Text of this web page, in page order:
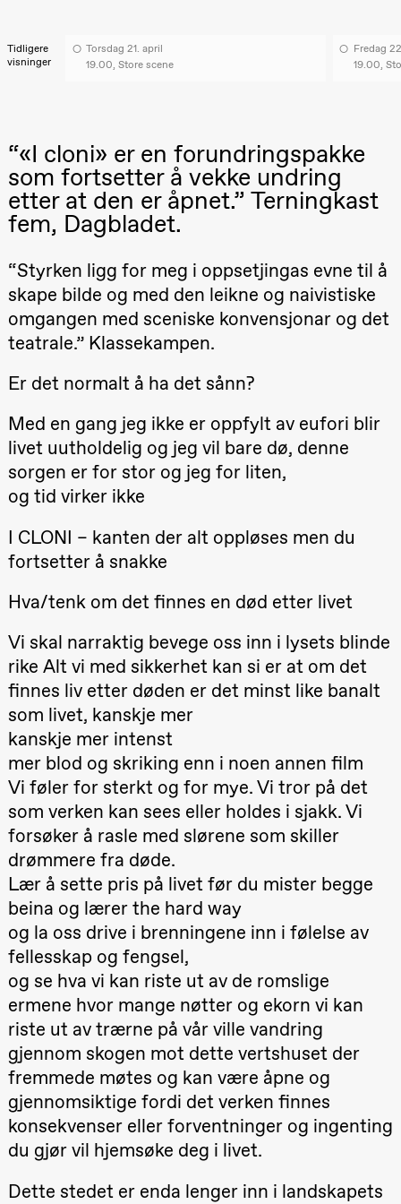
Male
Fantasies
Börcsök &
Andreas
Bolm
SUBJOYRIDE
Store scene
(Black Box
teater)
Lørdag 29. august
19.00
Pia Maria
Mohamed
Mohamed
Male
Lille scene
(Black Box
21.00
Boglárka
Börcsök &
Andreas
Bolm
SUBJOYRIDE
Store scene
Lørdag 12. september
19.00
Umemoto /​
Sinfonietta /​
Ivar Furre
Aam
Animeopera
av Yuri
Umemoto
Store scene
(Black Box
teater)
Fredag 18. september
20.00
Pinquins &
Kjersti Alm
Eriksen
Hi sida
Store scene
teater)
Lørdag 19. september
18.00
Pinquins &
Kjersti Alm
Eriksen
Store scene
(Black Box
teater)
Fredag 25. september
19.00
Rosalind
Ornate
(Black Box
20.–29. august 2026
❶ Premiere
Tidligere
visninger
Torsdag 21. april
19.00, Store scene
Fredag
19.00,
“«I cloni» er en forundringspakke
som fortsetter å vekke undring
etter at den er åpnet.” Terningkast
fem, Dagbladet.
“Styrken ligg for meg i oppsetjingas evne til å
skape bilde og med den leikne og naivistiske
omgangen med sceniske konvensjonar og det
teatrale.” Klassekampen.
Er det normalt å ha det sånn?
Med en gang jeg ikke er oppfylt av eufori blir
livet uutholdelig og jeg vil bare dø, denne
sorgen er for stor og jeg for liten,
og tid virker ikke
I CLONI – kanten der alt oppløses men du
fortsetter å snakke
Hva/tenk om det finnes en død etter livet
Vi skal narraktig bevege oss inn i lysets blinde
rike Alt vi med sikkerhet kan si er at om det
finnes liv etter døden er det minst like banalt
som livet, kanskje mer
kanskje mer intenst
mer blod og skriking enn i noen annen film
Vi føler for sterkt og for mye. Vi tror på det
som verken kan sees eller holdes i sjakk. Vi
forsøker å rasle med slørene som skiller
drømmere fra døde.
Lær å sette pris på livet før du mister begge
beina og lærer the hard way
og la oss drive i brenningene inn i følelse av
fellesskap og fengsel,
og se hva vi kan riste ut av de romslige
ermene hvor mange nøtter og ekorn vi kan
riste ut av trærne på vår ville vandring
gjennom skogen mot dette vertshuset der
fremmede møtes og kan være åpne og
gjennomsiktige fordi det verken finnes
konsekvenser eller forventninger og ingenting
du gjør vil hjemsøke deg i livet.
Dette stedet er enda lenger inn i landskapets